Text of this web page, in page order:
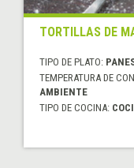
TORTILLAS DE
TIPO DE PLATO:
TEMPERATURA DE
AMBIENTE
TIPO DE COCINA: